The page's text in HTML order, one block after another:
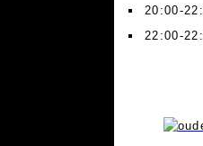
20:00-
22:00-